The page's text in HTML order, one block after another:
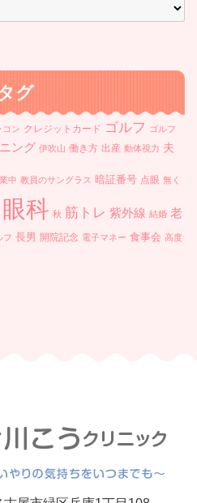
グ
コン クレジットカード ゴルフ ゴルフ
ング 伊吹山 働き方 出産 動体視力 夫
中 教員のサングラス 暗証番号 点眼 無く
眼科 秋 筋トレ 紫外線 結婚 老
フ 長男 開院記念 電子マネー 食事会 高度